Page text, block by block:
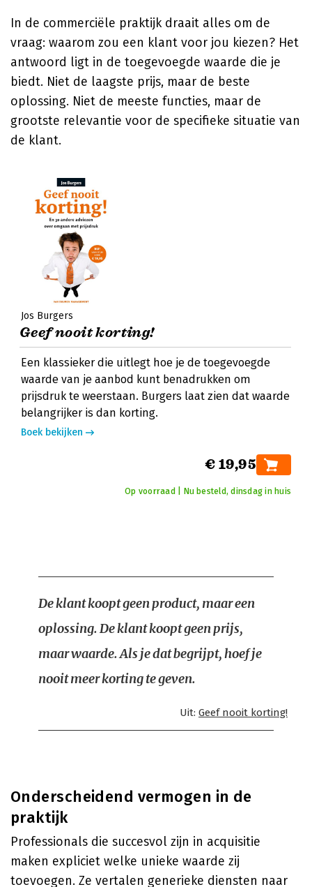
In de commerciële praktijk draait alles om de
vraag: waarom zou een klant voor jou kiezen? Het
antwoord ligt in de toegevoegde waarde die je
biedt. Niet de laagste prijs, maar de beste
oplossing. Niet de meeste functies, maar de
grootste relevantie voor de specifieke situatie van
de klant.
Jos Burgers
Geef nooit korting!
Een klassieker die uitlegt hoe je de toegevoegde
waarde van je aanbod kunt benadrukken om
prijsdruk te weerstaan. Burgers laat zien dat waarde
belangrijker is dan korting.
Boek bekijken
€ 19,95
Op voorraad | Nu besteld, dinsdag in huis
De klant koopt geen product, maar een
oplossing. De klant koopt geen prijs,
maar waarde. Als je dat begrijpt, hoef je
nooit meer korting te geven.
Uit: Geef nooit korting!
Onderscheidend vermogen in de
praktijk
Professionals die succesvol zijn in acquisitie
maken expliciet welke unieke waarde zij
toevoegen. Ze vertalen generieke diensten naar